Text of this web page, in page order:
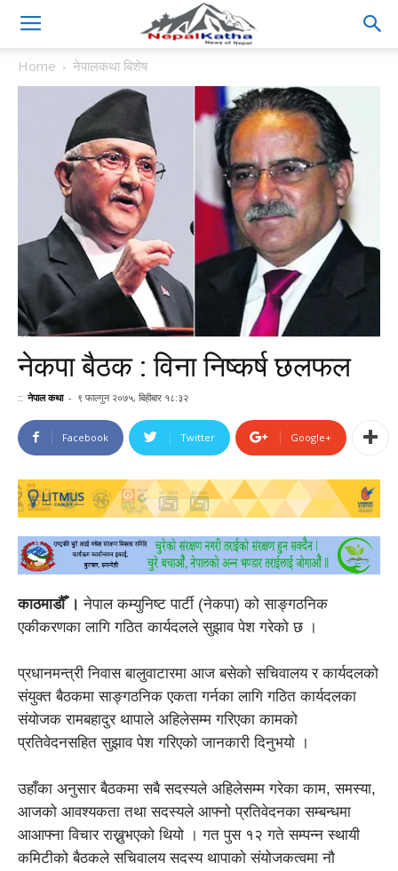
Home नेपालकथा बिशेष
नेकपा बैठक : विना निष्कर्ष छलफल
:: नेपाल कथा - ९ फाल्गुन २०७५, बिहीबार १८:३२
Facebook Twitter Google+
काठमाडौँ । नेपाल कम्युनिष्ट पार्टी (नेकपा) को साङ्गठनिक
एकीकरणका लागि गठित कार्यदलले सुझाव पेश गरेको छ ।
प्रधानमन्त्री निवास बालुवाटारमा आज बसेको सचिवालय र कार्यदलको
संयुक्त बैठकमा साङ्गठनिक एकता गर्नका लागि गठित कार्यदलका
संयोजक रामबहादुर थापाले अहिलेसम्म गरिएका कामको
प्रतिवेदनसहित सुझाव पेश गरिएको जानकारी दिनुभयो ।
उहाँका अनुसार बैठकमा सबै सदस्यले अहिलेसम्म गरेका काम, समस्या,
आजको आवश्यकता तथा सदस्यले आफ्नो प्रतिवेदनका सम्बन्धमा
आआफ्ना विचार राख्नुभएको थियो । गत पुस १२ गते सम्पन्न स्थायी
कमिटीको बैठकले सचिवालय सदस्य थापाको संयोजकत्वमा नौ